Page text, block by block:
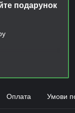
подарунок
Оплата Умови